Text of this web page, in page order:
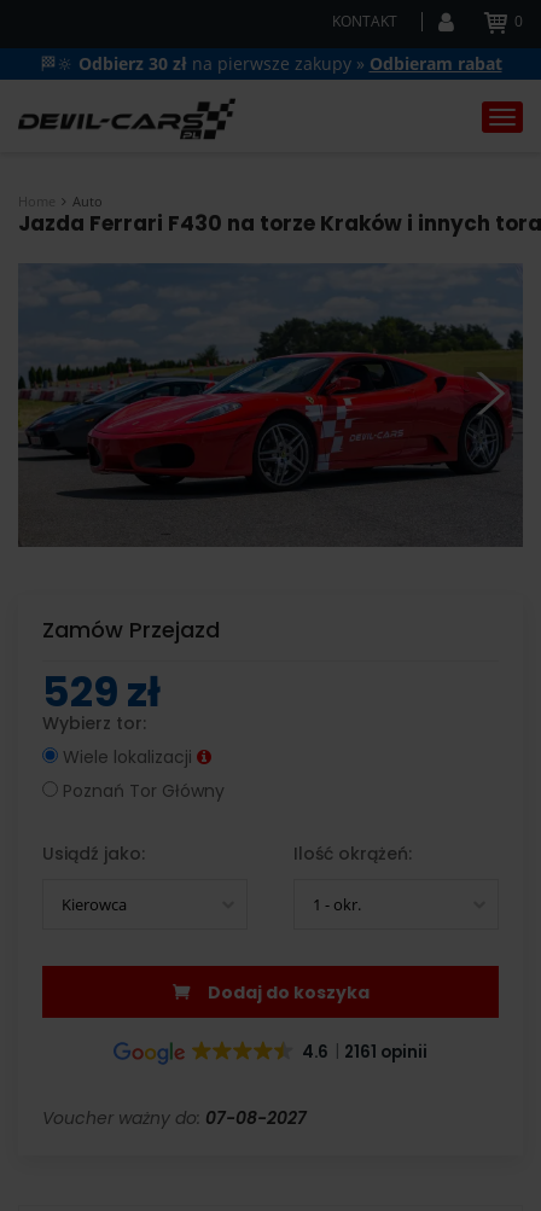
KONTAKT 0
🏁🔆 Odbierz 30 zł na pierwsze zakupy » Odbieram rabat
Home Auto
Jazda Ferrari F430 na torze Kraków i innych
Zamów Przejazd
529 zł
Wybierz tor:
Wiele lokalizacji
Poznań Tor Główny
Usiądź jako:
Kierowca
Ilość okrążeń:
1 - okr.
Dodaj do koszyka
4.6 2161 opinii
Voucher ważny do: 07-08-2027